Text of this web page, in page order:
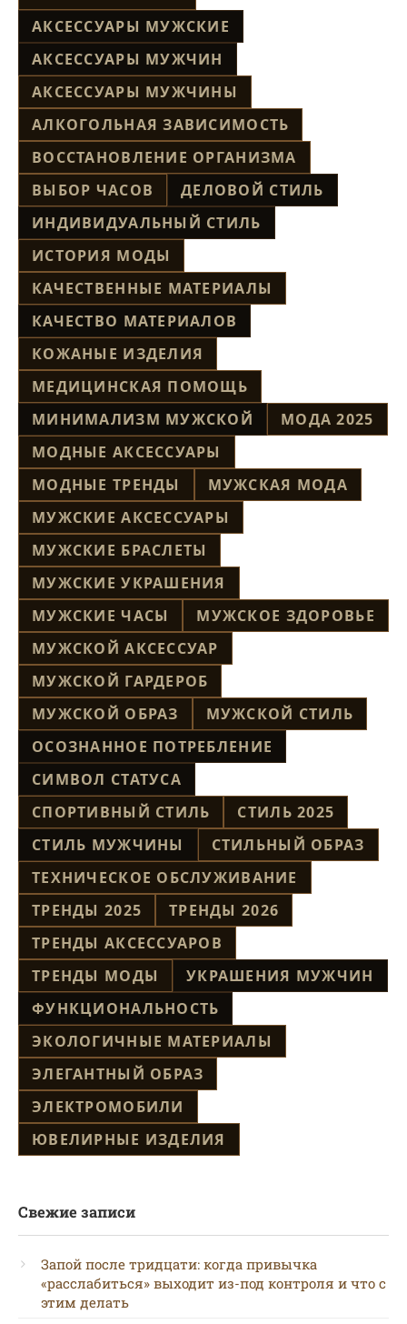
АКСЕССУАРЫ МУЖСКИЕ
АКСЕССУАРЫ МУЖЧИН
АКСЕССУАРЫ МУЖЧИНЫ
АЛКОГОЛЬНАЯ ЗАВИСИМОСТЬ
ВОССТАНОВЛЕНИЕ ОРГАНИЗМА
ВЫБОР ЧАСОВ
ДЕЛОВОЙ СТИЛЬ
ИНДИВИДУАЛЬНЫЙ СТИЛЬ
ИСТОРИЯ МОДЫ
КАЧЕСТВЕННЫЕ МАТЕРИАЛЫ
КАЧЕСТВО МАТЕРИАЛОВ
КОЖАНЫЕ ИЗДЕЛИЯ
МЕДИЦИНСКАЯ ПОМОЩЬ
МИНИМАЛИЗМ МУЖСКОЙ
МОДА 2025
МОДНЫЕ АКСЕССУАРЫ
МОДНЫЕ ТРЕНДЫ
МУЖСКАЯ МОДА
МУЖСКИЕ АКСЕССУАРЫ
МУЖСКИЕ БРАСЛЕТЫ
МУЖСКИЕ УКРАШЕНИЯ
МУЖСКИЕ ЧАСЫ
МУЖСКОЕ ЗДОРОВЬЕ
МУЖСКОЙ АКСЕССУАР
МУЖСКОЙ ГАРДЕРОБ
МУЖСКОЙ ОБРАЗ
МУЖСКОЙ СТИЛЬ
ОСОЗНАННОЕ ПОТРЕБЛЕНИЕ
СИМВОЛ СТАТУСА
СПОРТИВНЫЙ СТИЛЬ
СТИЛЬ 2025
СТИЛЬ МУЖЧИНЫ
СТИЛЬНЫЙ ОБРАЗ
ТЕХНИЧЕСКОЕ ОБСЛУЖИВАНИЕ
ТРЕНДЫ 2025
ТРЕНДЫ 2026
ТРЕНДЫ АКСЕССУАРОВ
ТРЕНДЫ МОДЫ
УКРАШЕНИЯ МУЖЧИН
ФУНКЦИОНАЛЬНОСТЬ
ЭКОЛОГИЧНЫЕ МАТЕРИАЛЫ
ЭЛЕГАНТНЫЙ ОБРАЗ
ЭЛЕКТРОМОБИЛИ
ЮВЕЛИРНЫЕ ИЗДЕЛИЯ
Свежие записи
Запой после тридцати: когда привычка
«расслабиться» выходит из-под контроля и что с
этим делать